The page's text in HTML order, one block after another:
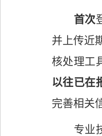
首次
并上传近
核处理工
以往已在
完善相关
专业